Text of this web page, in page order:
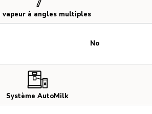
vapeur à angles multiples
Système AutoMilk
No